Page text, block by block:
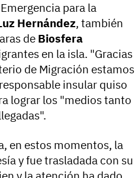
para la
Hernández, también
de Biosfera
en la isla. "Gracias
de Migración estamos
insular quiso
lograr los "medios tanto
en estos momentos, la
y fue trasladada con su